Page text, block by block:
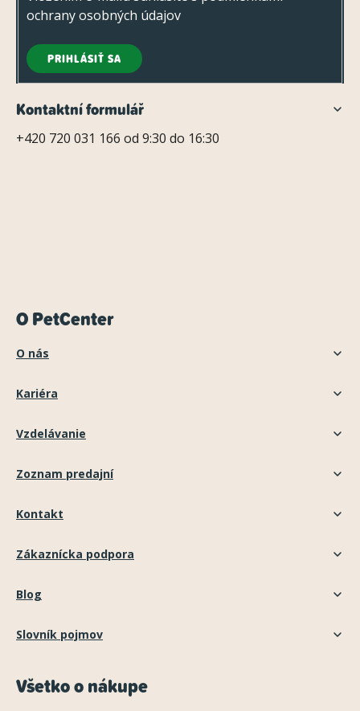
ochrany osobných údajov
PRIHLÁSIŤ SA
Kontaktní formulář
+420 720 031 166 od 9:30 do 16:30
O PetCenter
O nás
Kariéra
Vzdelávanie
Zoznam predajní
Kontakt
Zákaznícka podpora
Blog
Slovník pojmov
Všetko o nákupe